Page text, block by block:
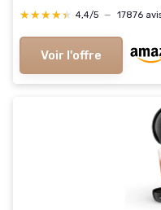
Plateau Récolte-
★★★★★
★★★★★ 4,4/5 — 17876
Voir l'offre